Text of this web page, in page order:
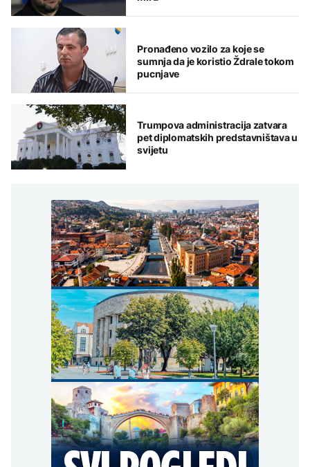
Pronađeno vozilo za koje se
sumnja da je koristio Ždrale tokom
pucnjave
Trumpova administracija zatvara
pet diplomatskih predstavništava u
svijetu